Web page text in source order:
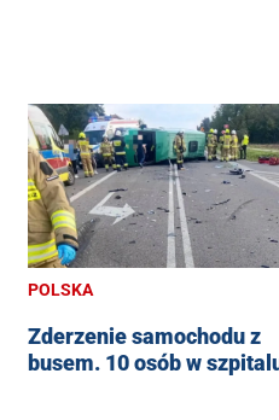
POLSKA
Zderzenie samochodu z
busem. 10 osób w